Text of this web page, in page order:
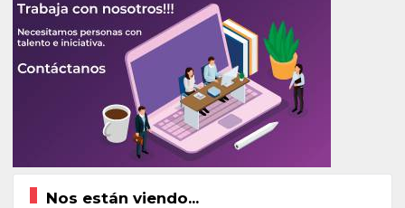
Nos están viendo...